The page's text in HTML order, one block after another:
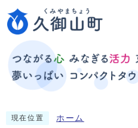
現在位置 ホーム